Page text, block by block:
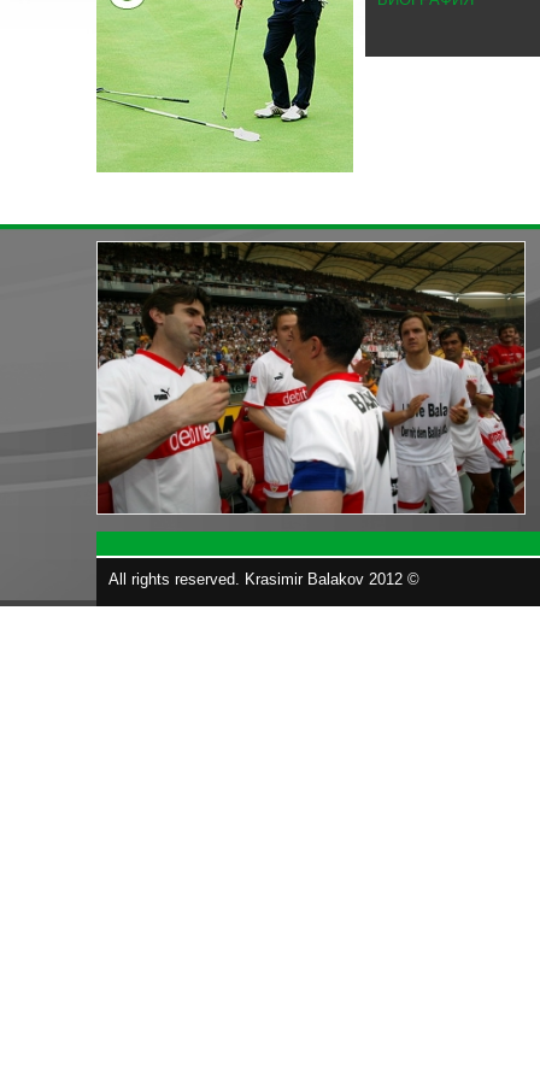
All rights reserved. Krasimir Balakov 2012 ©